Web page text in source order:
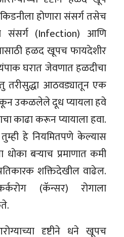
होणारा संसर्ग तसेच
संसर्ग (Infection) आणि
हळद खूपच फायदेशीर
घरात जेवणात हळदीचा
तरीसुद्धा आठवड्यातून एक
उकळलेले दूध प्यायला हवे
काढा करून प्यायाला हवा.
तुम्ही हे नियमितपणे केल्यास
धोका बऱ्याच प्रमाणात कमी
शक्तिदेखील वाढेल.
(कॅन्सर) रोगाला
दृष्टीने धने खूपच